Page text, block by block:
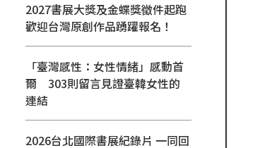
2027書展大獎及金蝶獎徵件起跑
歡迎台灣原創作品踴躍報名！
「臺灣感性：女性情緒」感動首
爾 303則留言見證臺韓女性的
連結
2026台北國際書展紀錄片 一同回